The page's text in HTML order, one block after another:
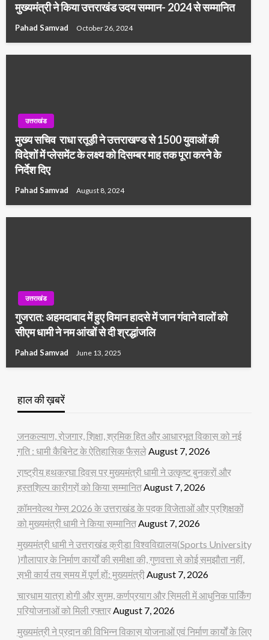
मुख्यमंत्री ने किया उत्तराखंड उदय सम्मान- 2024 से सम्मानित
Pahad Samvad October 26, 2024
उत्तराखंड
मुख्य सचिव राधा रतूड़ी ने उत्तराखण्ड से 1500 युवाओं की
विदेशों में प्लेसमेंट के लक्ष्य को दिसम्बर माह तक पूरा करने के
निर्देश दिए
Pahad Samvad August 8, 2024
उत्तराखंड
गुजरात: अहमदाबाद में हुए विमान हादसे में जान गंवाने वालों को
सीएम धामी ने नम आंखों से दी श्रद्धांजलि
Pahad Samvad June 13, 2025
हाल की ख़बरें
जनकल्याण, रोजगार, शिक्षा, श्रमिक हित और आधारभूत विकास को नई
गति : धामी कैबिनेट के ऐतिहासिक फैसलेAugust 7, 2026
राष्ट्रीय हथकरघा दिवस पर मुख्यमंत्री धामी ने उत्कृष्ट बुनकरों और
हस्तशिल्प कारीगरों को किया सम्मानितAugust 7, 2026
कॉमनवेल्थ गेम्स 2026 के उत्तराखंड के पदक विजेताओं और प्रशिक्षकों
को मुख्यमंत्री धामी ने किया सम्मानितAugust 7, 2026
मुख्यमंत्री धामी ने उत्तराखंड क्रीड़ा विश्वविद्यालय(Sports University
)गौलापार के निर्माण कार्यों की समीक्षा की, गुणवत्ता से कोई समझौता नहीं,
सभी कार्य तय समय में पूर्ण हों: मुख्यमंत्रीAugust 7, 2026
चारधाम यात्रा होगी और सुगम, कर्णप्रयाग और सिमली में आधुनिक पार्किंग
परियोजनाओं को मिली रफ्तारAugust 7, 2026
मुख्यमंत्री ने प्रदान की विभिन्न विकास योजनाओं एवं निर्माण कार्यों के लिए